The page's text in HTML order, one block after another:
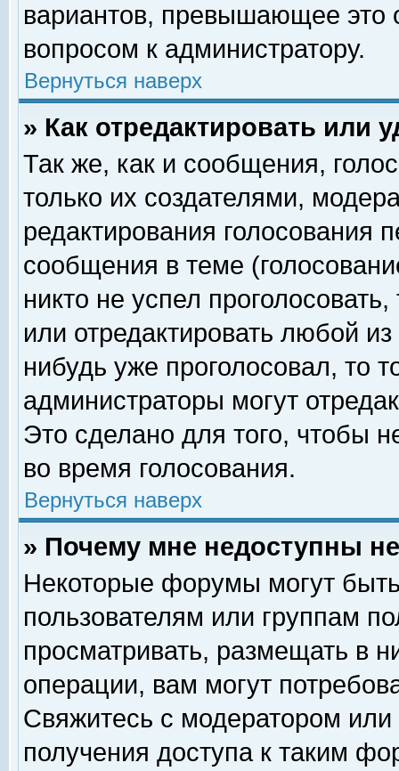
вариантов, превышающее это
вопросом к администратору.
Вернуться наверх
» Как отредактировать или
Так же, как и сообщения,
только их создателями,
редактирования голосования
сообщения в теме
никто не успел
или отредактировать любой
нибудь уже проголосовал, то
администраторы могут
Это сделано для того, чтобы
во время голосования.
Вернуться наверх
» Почему мне недоступны
Некоторые форумы могут
пользователям или группам
просматривать, размещать в
операции, вам могут
Свяжитесь с модератором
получения доступа к таким